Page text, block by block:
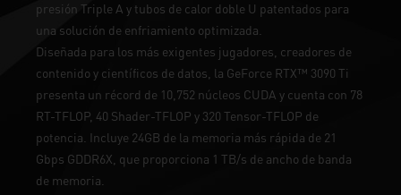
presión Triple A y tubos de calor doble U patentados para
una solución de enfriamiento optimizada.
Diseñada para los más exigentes jugadores, creadores de
contenido y científicos de datos, la GeForce RTX™ 3090 Ti
presenta un récord de 10,752 núcleos CUDA y cuenta con 78
RT-TFLOP, 40 Shader-TFLOP y 320 Tensor-TFLOP de
potencia. Incluye 24GB de la memoria más rápida de 21
Gbps GDDR6X, que proporciona 1 TB/s de ancho de banda
de memoria.